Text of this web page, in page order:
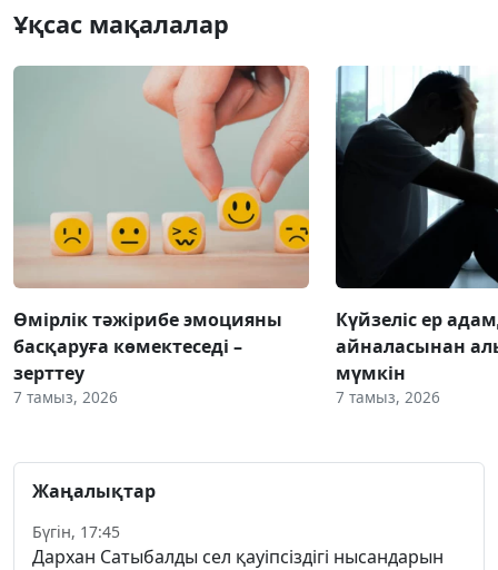
Ұқсас мақалалар
Өмірлік тәжірибе эмоцияны
басқаруға көмектеседі –
зерттеу
7 тамыз, 2026
Күйзеліс ер
айналасынан
мүмкін
7 тамыз, 2026
Жаңалықтар
Бүгін, 17:45
Дархан Сатыбалды сел қауіпсіздігі нысандарын